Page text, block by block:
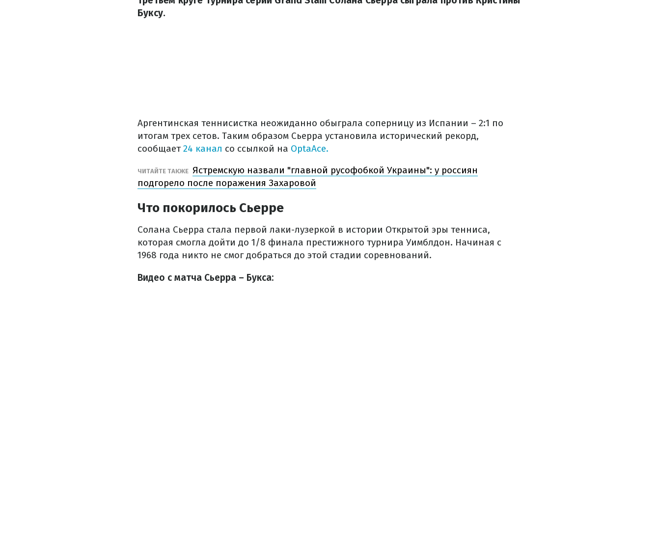
Буксу.
Аргентинская теннисистка неожиданно обыграла соперницу из Испании – 2:1 по
итогам трех сетов. Таким образом Сьерра установила исторический рекорд,
сообщает24 канал со ссылкой на OptaAce.
ЧИТАЙТЕ ТАКЖЕ Ястремскую назвали "главной русофобкой Украины": у россиян
подгорело после поражения Захаровой
Что покорилось Сьерре
Солана Сьерра стала первой лаки-лузеркой в истории Открытой эры тенниса,
которая смогла дойти до 1/8 финала престижного турнира Уимблдон. Начиная с
1968 года никто не смог добраться до этой стадии соревнований.
Видео с матча Сьерра – Букса: